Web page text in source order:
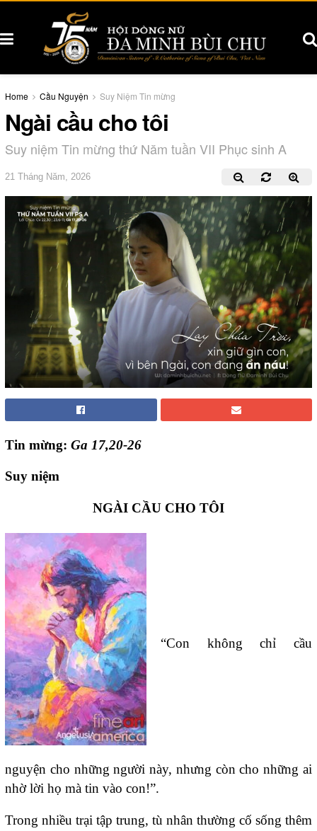
Home Cầu Nguyện Suy Niệm Tin mừng
Ngài cầu cho tôi
Suy niệm Tin mừng thứ Năm tuần VII Phục sinh A
21 Tháng Năm, 2026
Tin mừng: Ga 17,20-26
Suy niệm
NGÀI CẦU CHO TÔI
“Con không chỉ cầu
nguyện cho những người này, nhưng còn cho những ai
nhờ lời họ mà tin vào con!”.
Trong nhiều trại tập trung, tù nhân thường cố sống thêm